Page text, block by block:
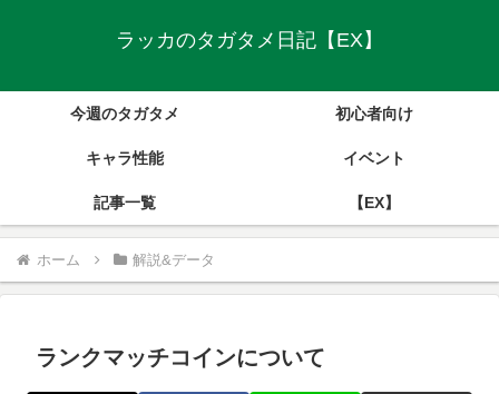
ラッカのタガタメ日記【EX】
今週のタガタメ 初心者向け
キャラ性能 イベント
記事一覧 【EX】
ホーム 解説&データ
ランクマッチコインについて